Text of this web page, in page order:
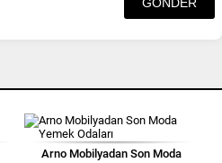
Arno Mobilyadan Son Moda